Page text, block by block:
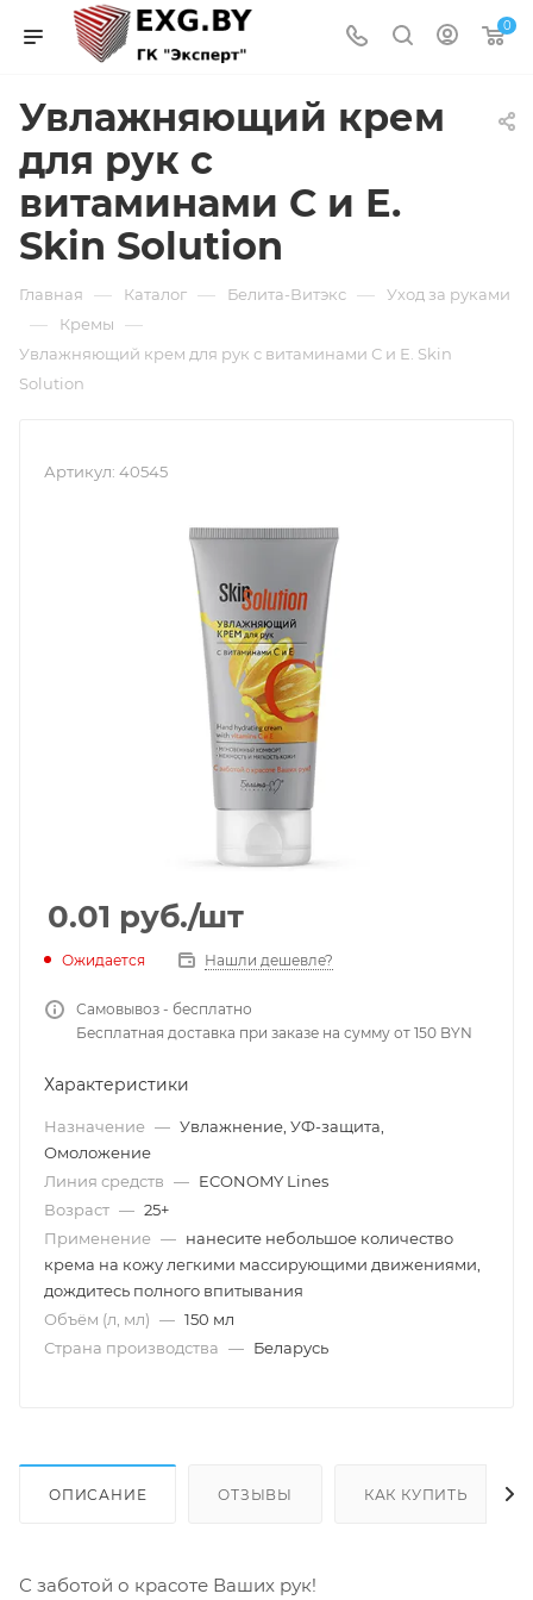
0
Увлажняющий крем
для рук с
витаминами С и Е.
Skin Solution
Главная — Каталог — Белита-Витэкс — Уход за руками
— Кремы —
Увлажняющий крем для рук с витаминами С и Е. Skin
Solution
Артикул: 40545
0.01 руб./шт
Ожидается Нашли дешевле?
Самовывоз - бесплатно
Бесплатная доставка при заказе на сумму от 150 BYN
Характеристики
Назначение — Увлажнение, УФ-защита,
Омоложение
Линия средств — ECONOMY Lines
Возраст — 25+
Применение — нанесите небольшое количество
крема на кожу легкими массирующими движениями,
дождитесь полного впитывания
Объём (л, мл) — 150 мл
Страна производства — Беларусь
ОПИСАНИЕ ОТЗЫВЫ КАК КУПИТЬ
С заботой о красоте Ваших рук!